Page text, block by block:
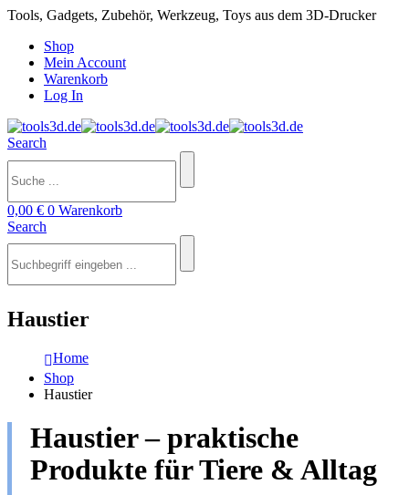
Tools, Gadgets, Zubehör, Werkzeug, Toys aus dem 3D-Drucker
Shop
Mein Account
Warenkorb
Log In
Search
0,00 € 0 Warenkorb
Search
Haustier
Home
Shop
Haustier
Haustier – praktische
Produkte für Tiere & Alltag